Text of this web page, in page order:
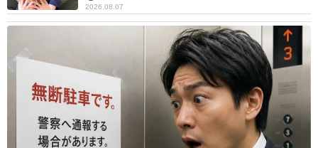
2026.08.07